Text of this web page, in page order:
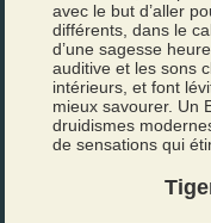
avec le but d’aller
différents, dans le
d’une sagesse
auditive et les sons
intérieurs, et font
mieux savourer. Un
druidismes
de sensations qui